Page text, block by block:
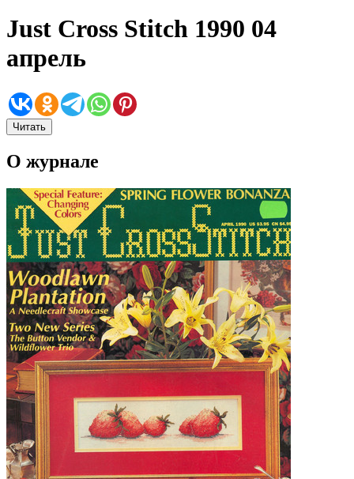
Just Cross Stitch 1990 04
апрель
Читать
О журнале